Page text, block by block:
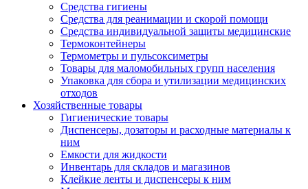
Средства гигиены
Средства для реанимации и скорой помощи
Средства индивидуальной защиты медицинские
Термоконтейнеры
Термометры и пульсоксиметры
Товары для маломобильных групп населения
Упаковка для сбора и утилизации медицинских
отходов
Хозяйственные товары
Гигиенические товары
Диспенсеры, дозаторы и расходные материалы к
ним
Емкости для жидкости
Инвентарь для складов и магазинов
Клейкие ленты и диспенсеры к ним